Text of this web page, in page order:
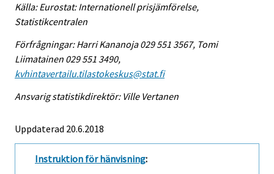
Källa: Eurostat: Internationell prisjämförelse,
Statistikcentralen
Förfrågningar: Harri Kananoja 029 551 3567, Tomi
Liimatainen 029 551 3490,
kvhintavertailu.tilastokeskus@stat.fi
Ansvarig statistikdirektör: Ville Vertanen
Uppdaterad 20.6.2018
Instruktion för hänvisning: